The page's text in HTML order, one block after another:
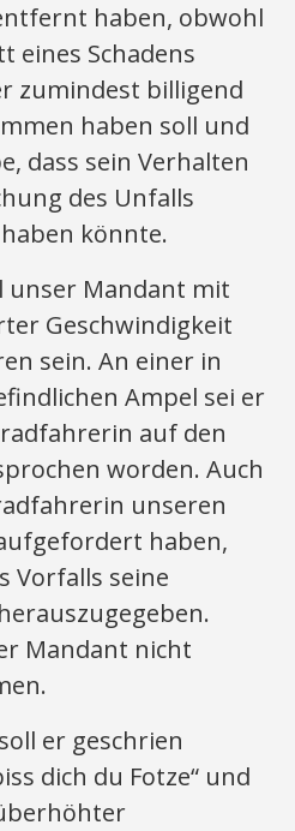
haben, obwohl
eines Schadens
zumindest billigend
haben soll und
dass sein Verhalten
des Unfalls
könnte.
unser Mandant mit
Geschwindigkeit
sein. An einer in
Ampel sei er
auf den
worden. Auch
unseren
haben,
Vorfalls seine
Mandant nicht
er geschrien
dich du Fotze“ und